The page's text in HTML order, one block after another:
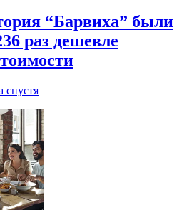
“Барвиха” были
раз дешевле
спустя